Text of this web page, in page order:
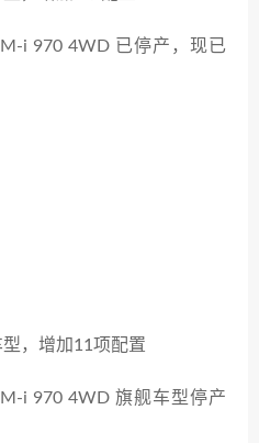
i 970 4WD 已停产，现已
，增加11项配置
i 970 4WD 旗舰车型停产